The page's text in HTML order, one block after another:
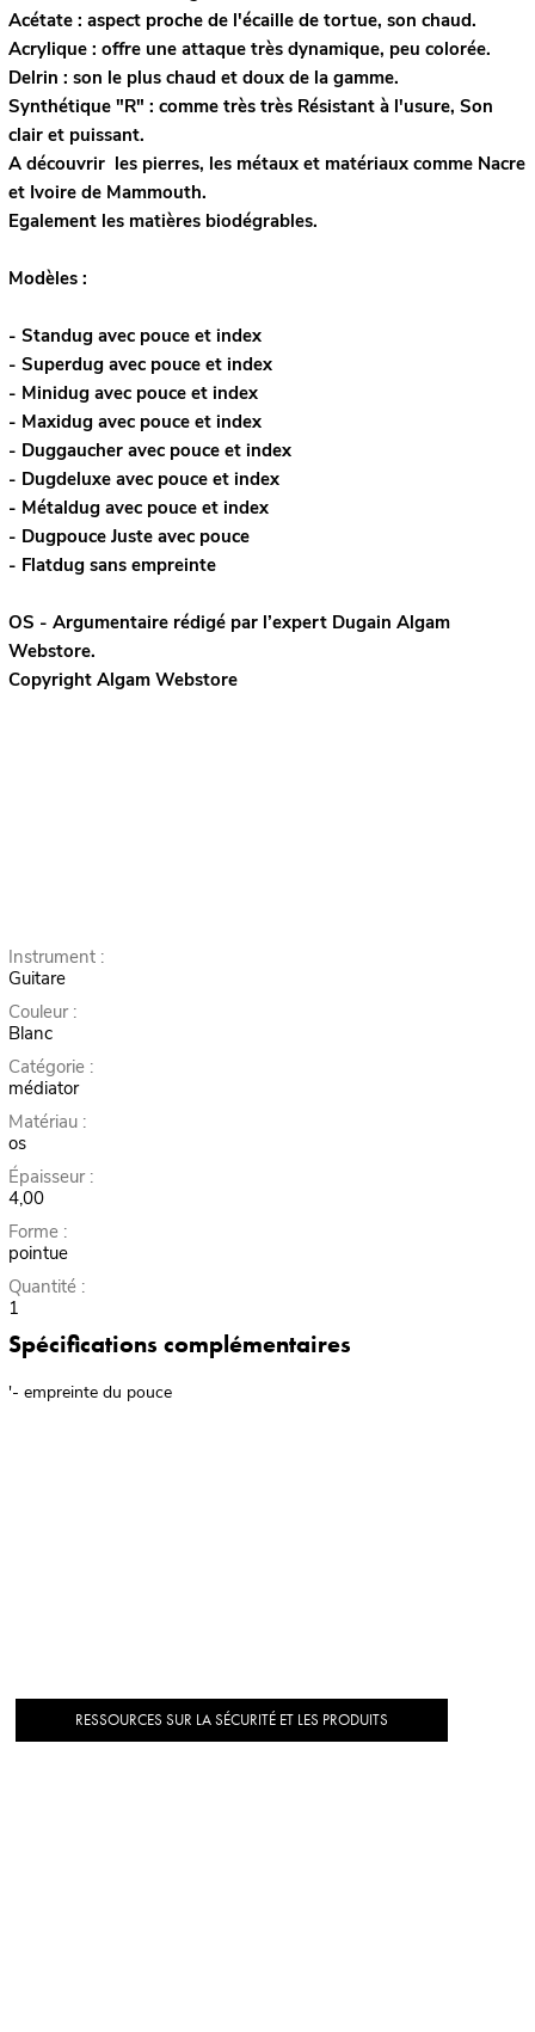
Acétate : aspect proche de l'écaille de tortue, son chaud.
Acrylique : offre une attaque très dynamique, peu colorée.
Delrin : son le plus chaud et doux de la gamme.
Synthétique "R" : comme très très Résistant à l'usure, Son
clair et puissant.
A découvrir les pierres, les métaux et matériaux comme Nacre
et Ivoire de Mammouth.
Egalement les matières biodégrables.
Modèles :
- Standug avec pouce et index
- Superdug avec pouce et index
- Minidug avec pouce et index
- Maxidug avec pouce et index
- Duggaucher avec pouce et index
- Dugdeluxe avec pouce et index
- Métaldug avec pouce et index
- Dugpouce Juste avec pouce
- Flatdug sans empreinte
OS - Argumentaire rédigé par l’expert Dugain Algam
Webstore.
Copyright Algam Webstore
Instrument :
Guitare
Couleur :
Blanc
Catégorie :
médiator
Matériau :
os
Épaisseur :
4,00
Forme :
pointue
Quantité :
1
Spécifications complémentaires
'- empreinte du pouce
RESSOURCES SUR LA SÉCURITÉ ET LES PRODUITS